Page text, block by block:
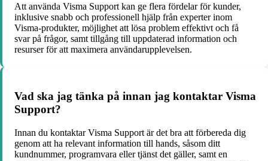
Att använda Visma Support kan ge flera fördelar för kunder,
inklusive snabb och professionell hjälp från experter inom
Visma-produkter, möjlighet att lösa problem effektivt och få
svar på frågor, samt tillgång till uppdaterad information och
resurser för att maximera användarupplevelsen.
Vad ska jag tänka på innan jag kontaktar Visma
Support?
Innan du kontaktar Visma Support är det bra att förbereda dig
genom att ha relevant information till hands, såsom ditt
kundnummer, programvara eller tjänst det gäller, samt en